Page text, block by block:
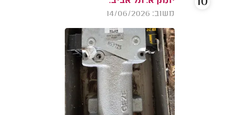
משוב: 14/06/2026